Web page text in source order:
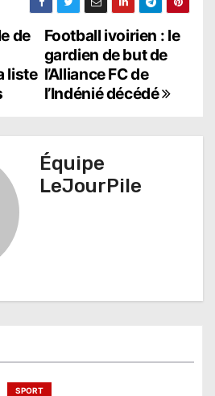
Football ivoirien : le
gardien de but de
l’Alliance FC de
l’Indénié décédé
de
liste
Équipe
LeJourPile
SPORT